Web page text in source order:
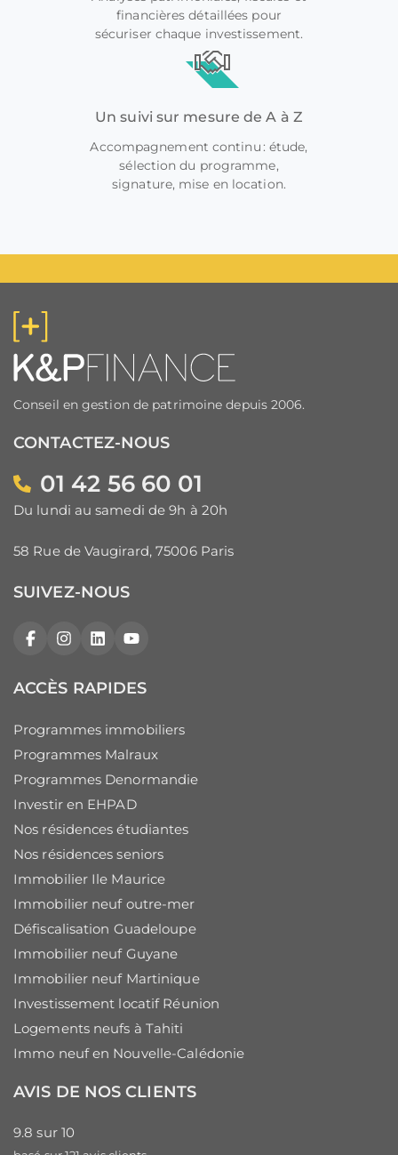
financières détaillées pour
sécuriser chaque investissement.
Un suivi sur mesure de A à Z
Accompagnement continu : étude,
sélection du programme,
signature, mise en location.
Conseil en gestion de patrimoine depuis 2006.
CONTACTEZ-NOUS
01 42 56 60 01
Du lundi au samedi de 9h à 20h
58 Rue de Vaugirard, 75006 Paris
SUIVEZ-NOUS
FacebookInstagram
LinkedInYouTube
ACCÈS RAPIDES
Programmes immobiliers
Programmes Malraux
Programmes Denormandie
Investir en EHPAD
Nos résidences étudiantes
Nos résidences seniors
Immobilier Ile Maurice
Immobilier neuf outre-mer
Défiscalisation Guadeloupe
Immobilier neuf Guyane
Immobilier neuf Martinique
Investissement locatif Réunion
Logements neufs à Tahiti
Immo neuf en Nouvelle-Calédonie
AVIS DE NOS CLIENTS
9.8 sur 10